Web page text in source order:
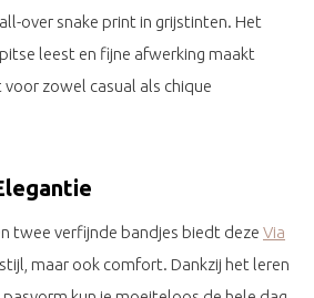
over snake print in grijstinten. Het
leest en fijne afwerking maakt
zowel casual als chique
twee verfijnde bandjes biedt deze Via
maar ook comfort. Dankzij het leren